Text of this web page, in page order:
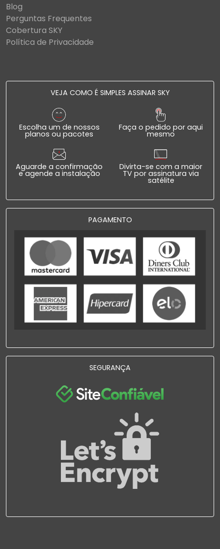
Blog
Perguntas Frequentes
Cobertura SKY
Política de Privacidade
VEJA COMO É SIMPLES ASSINAR SKY
Escolha um de nossos
planos ou pacotes
Faça o pedido por aqui
mesmo
Aguarde a confirmação
e agende a instalação
Divirta-se com a maior
TV por assinatura via
satélite
PAGAMENTO
SEGURANÇA